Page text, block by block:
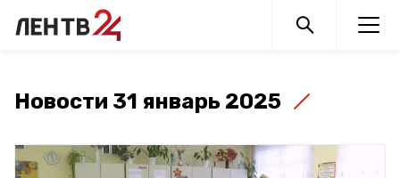
Новости 31 январь 2025